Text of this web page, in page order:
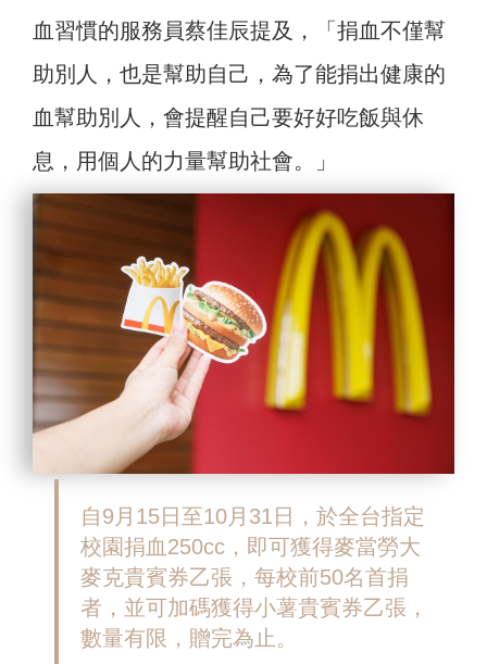
血習慣的服務員蔡佳辰提及，「捐血不僅幫
助別人，也是幫助自己，為了能捐出健康的
血幫助別人，會提醒自己要好好吃飯與休
息，用個人的力量幫助社會。」
自9月15日至10月31日，於全台指定
校園捐血250cc，即可獲得麥當勞大
麥克貴賓券乙張，每校前50名首捐
者，並可加碼獲得小薯貴賓券乙張，
數量有限，贈完為止。